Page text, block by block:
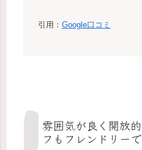
引用： Google口コミ
雰囲気が良く開放
フもフレンドリー